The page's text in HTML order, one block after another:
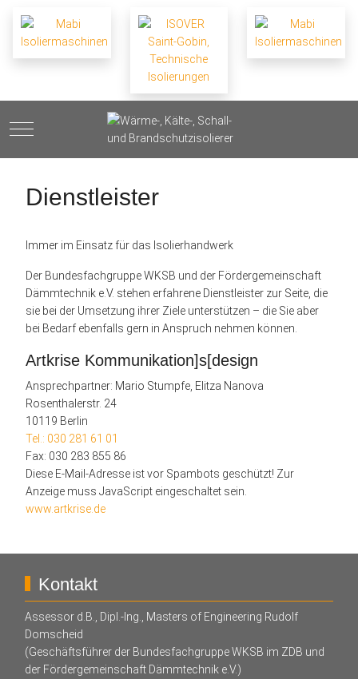
Mobile Menu Toggle
Dienstleister
Immer im Einsatz für das Isolierhandwerk
Der Bundesfachgruppe WKSB und der Fördergemeinschaft
Dämmtechnik e.V. stehen erfahrene Dienstleister zur Seite, die
sie bei der Umsetzung ihrer Ziele unterstützen – die Sie aber
bei Bedarf ebenfalls gern in Anspruch nehmen können.
Artkrise Kommunikation]s[design
Ansprechpartner: Mario Stumpfe, Elitza Nanova
Rosenthalerstr. 24
10119 Berlin
Tel.: 030 281 61 01
Fax: 030 283 855 86
Diese E-Mail-Adresse ist vor Spambots geschützt! Zur
Anzeige muss JavaScript eingeschaltet sein.
www.artkrise.de
Kontakt
Assessor d.B., Dipl.-Ing., Masters of Engineering Rudolf
Domscheid
(Geschäftsführer der Bundesfachgruppe WKSB im ZDB und
der Fördergemeinschaft Dämmtechnik e.V.)